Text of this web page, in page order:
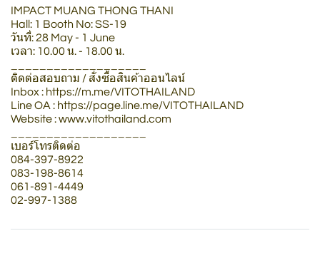
IMPACT MUANG THONG THANI
Hall: 1 Booth No: SS-19
วันที่: 28 May - 1 June
เวลา: 10.00 น. - 18.00 น.
ติดต่อสอบถาม / สั่งซื้อสินค้าออนไลน์
Inbox : https://m.me/VITOTHAILAND
Line OA : https://page.line.me/VITOTHAILAND
Website : www.vitothailand.com
เบอร์โทรติดต่อ
084-397-8922
083-198-8614
061-891-4449
02-997-1388